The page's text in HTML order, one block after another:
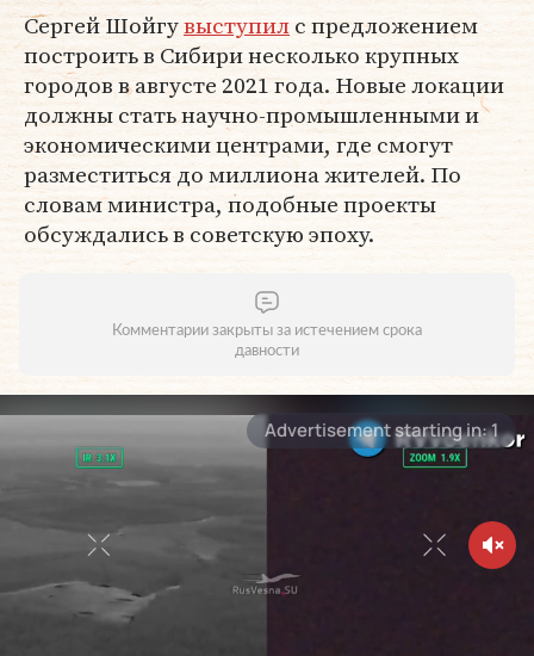
Сергей Шойгувыступилс предложением
построить в Сибири несколько крупных
городов в августе 2021 года. Новые локации
должны стать научно-промышленными и
экономическими центрами, где смогут
разместиться до миллиона жителей. По
словам министра, подобные проекты
обсуждались в советскую эпоху.
Комментарии закрыты за истечением срока
давности